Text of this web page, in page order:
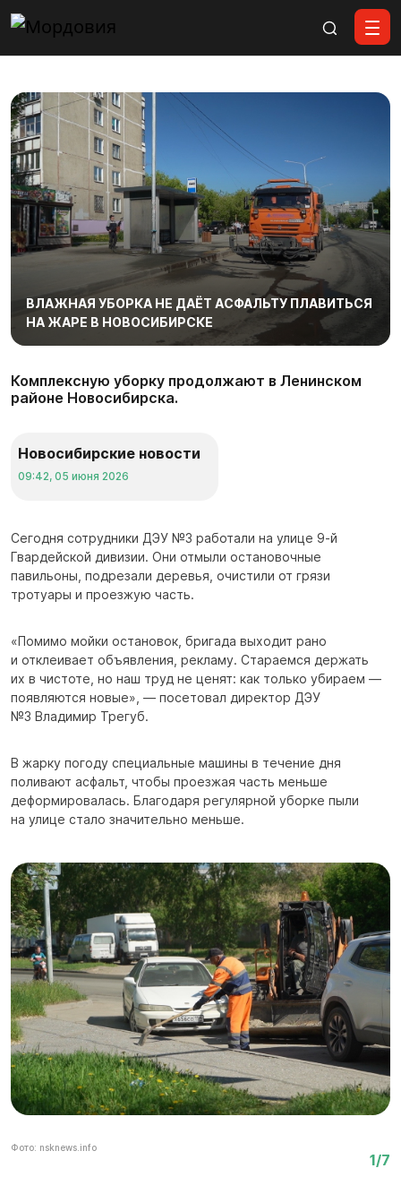
ВЛАЖНАЯ УБОРКА НЕ ДАЁТ АСФАЛЬТУ ПЛАВИТЬСЯ
НА ЖАРЕ В НОВОСИБИРСКЕ
Комплексную уборку продолжают в Ленинском
районе Новосибирска.
Новосибирские новости
09:42, 05 июня 2026
Сегодня сотрудники ДЭУ №3 работали на улице 9-й
Гвардейской дивизии. Они отмыли остановочные
павильоны, подрезали деревья, очистили от грязи
тротуары и проезжую часть.
«Помимо мойки остановок, бригада выходит рано
и отклеивает объявления, рекламу. Стараемся держать
их в чистоте, но наш труд не ценят: как только убираем —
появляются новые», — посетовал директор ДЭУ
№3 Владимир Трегуб.
В жарку погоду специальные машины в течение дня
поливают асфальт, чтобы проезжая часть меньше
деформировалась. Благодаря регулярной уборке пыли
на улице стало значительно меньше.
Фото: nsknews.info
1/7